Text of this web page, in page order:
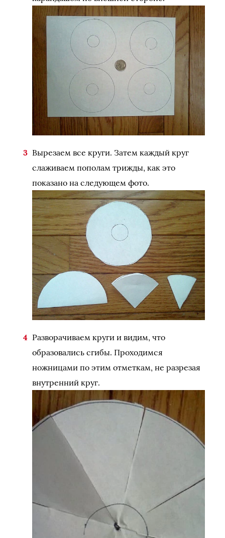
Вырезаем все круги. Затем каждый круг
слаживаем пополам трижды, как это
показано на следующем фото.
Разворачиваем круги и видим, что
образовались сгибы. Проходимся
ножницами по этим отметкам, не разрезая
внутренний круг.